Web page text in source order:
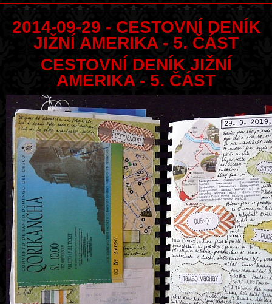
2014-09-29 - CESTOVNÍ DENÍK
JIŽNÍ AMERIKA - 5. ČÁST
CESTOVNÍ DENÍK JIŽNÍ
AMERIKA - 5. ČÁST